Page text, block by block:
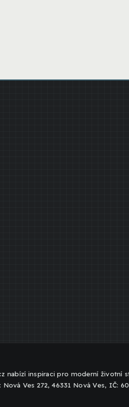
inspiraci pro moderní životní
Ves 272, 46331 Nová Ves, IČ: